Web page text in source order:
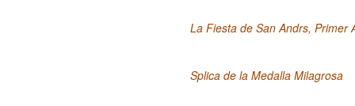
La Fiesta de San Andrs, Primer
Splica de la Medalla Milagrosa